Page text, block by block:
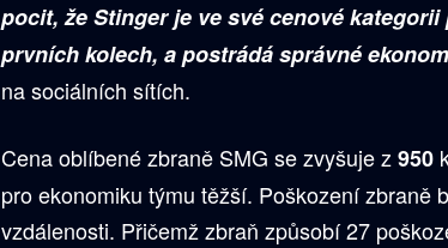
pocit, že Stinger je ve své cenové
prvních kolech, a postrádá správné
na sociálních sítích.
Cena oblíbené zbraně SMG se zvyšuje z950
pro ekonomiku týmu těžší. Poškození zbraně
vzdálenosti. Přičemž zbraň způsobí 27